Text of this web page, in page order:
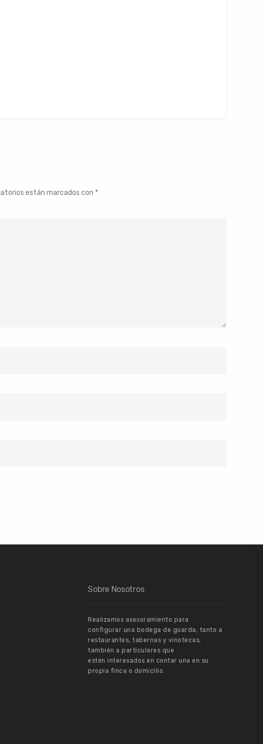
están marcados con *
Sobre Nosotros
Realizamos asesoramiento para
configurar una bodega de guarda, tanto a
restaurantes, tabernas y vinotecas,
también a particulares que
estén interesados en contar una en su
propia finca o domicilio.